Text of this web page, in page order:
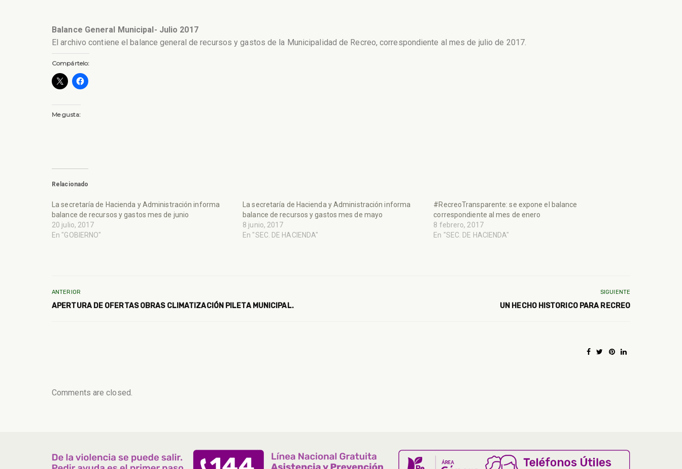
Balance General Municipal- Julio 2017
El archivo contiene el balance general de recursos y gastos de la Municipalidad de Recreo, correspondiente al mes de julio de 2017.
Compártelo:
Me gusta:
Relacionado
La secretaría de Hacienda y Administración informa
balance de recursos y gastos mes de junio
20 julio, 2017
En "GOBIERNO"
La secretaría de Hacienda y Administración informa
balance de recursos y gastos mes de mayo
8 junio, 2017
En "SEC. DE HACIENDA"
#RecreoTransparente: se expone el balance
correspondiente al mes de enero
8 febrero, 2017
En "SEC. DE HACIENDA"
ANTERIOR
APERTURA DE OFERTAS OBRAS CLIMATIZACIÓN PILETA MUNICIPAL.
SIGUIENTE
UN HECHO HISTORICO PARA RECREO
Comments are closed.